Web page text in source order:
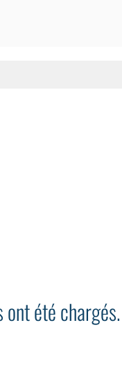
ont été chargés.